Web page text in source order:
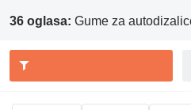
36 oglasa: Gume za